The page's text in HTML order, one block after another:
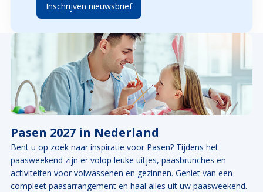
Inschrijven nieuwsbrief
Pasen 2027 in Nederland
Bent u op zoek naar inspiratie voor Pasen? Tijdens het
paasweekend zijn er volop leuke uitjes, paasbrunches en
activiteiten voor volwassenen en gezinnen. Geniet van een
compleet paasarrangement en haal alles uit uw paasweekend.